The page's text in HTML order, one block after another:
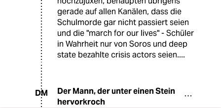
gerade auf allen Kanälen, dass die
Schulmorde gar nicht passiert seien
und die "march for our lives" - Schüler
in Wahrheit nur von Soros und deep
state bezahlte crisis actors seien....
DM
Der Mann, der unter einen Stein
hervorkroch